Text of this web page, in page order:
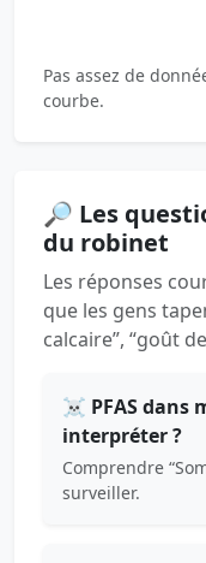
Pas assez de
courbe.
🔎 Les
du robinet
Les réponses
que les gens
calcaire”, “goût
☠️ PFAS dans
interpréter ?
Comprendre
surveiller.